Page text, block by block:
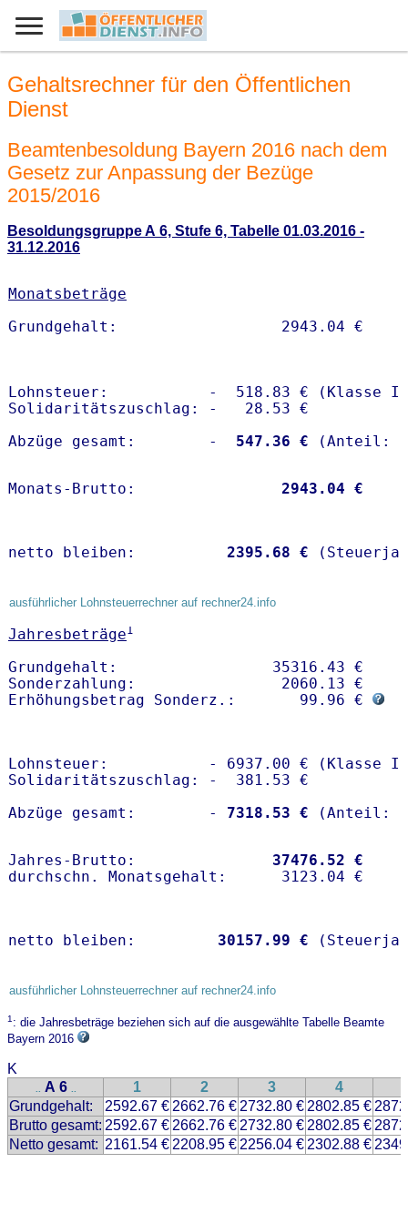
Gehaltsrechner für den Öffentlichen
Dienst
Beamtenbesoldung Bayern 2016 nach dem
Gesetz zur Anpassung der Bezüge
2015/2016
Besoldungsgruppe A 6, Stufe 6, Tabelle 01.03.2016 -
31.12.2016
Monatsbeträge
Lohnsteuer:           -  518.83 € (Klasse I)
Solidaritätszuschlag: -   28.53 €
Abzüge gesamt:        -
  547.36 €
Monats-Brutto: 2943.04 €
netto bleiben: 2395.68 €
ausführlicher Lohnsteuerrechner auf rechner24.info
Jahresbeträge1
Grundgehalt:                 35316.43 €
Sonderzahlung:                2060.13 €
Erhöhungsbetrag Sonderz.:       99.96 €
Lohnsteuer:           - 6937.00 € (Klasse I)
Solidaritätszuschlag: -  381.53 €
Abzüge gesamt:        -
7318.53 €
Jahres-Brutto: 37476.52 €
netto bleiben: 30157.99 €
ausführlicher Lohnsteuerrechner auf rechner24.info
1: die Jahresbeträge beziehen sich auf die ausgewählte Tabelle Beamte
Bayern 2016
K
.. A 6 .. 1 2 3 4
Grundgehalt:
2592.67 € 2662.76 € 2732.80 € 2802.85 €
Brutto gesamt: 2592.67 € 2662.76 € 2732.80 € 2802.85 €
Netto gesamt: 2161.54 € 2208.95 € 2256.04 € 2302.88 €